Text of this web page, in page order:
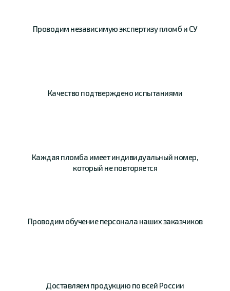
Проводим независимуюэкспертизу пломб и СУ
Качество подтверждено испытаниями
Каждая пломба имеетиндивидуальный номер,
который не повторяется
Проводим обучениеперсонала нашихзаказчиков
Доставляем продукцию по всей России